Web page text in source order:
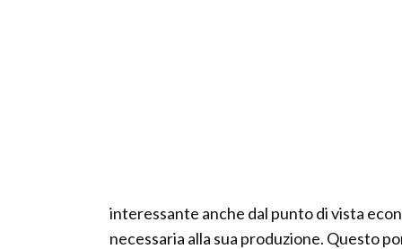
interessante anche dal punto di vista
necessaria alla sua produzione. Questo